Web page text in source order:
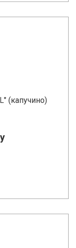
(капучино)